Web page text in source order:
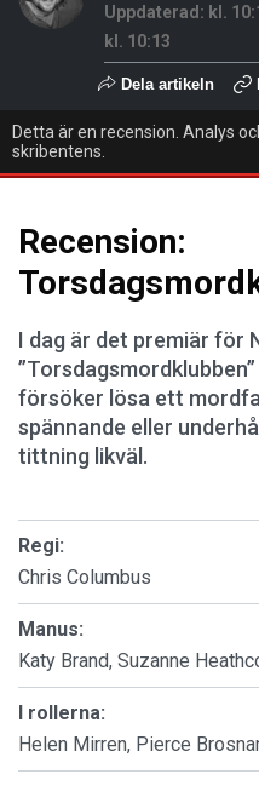
Uppdaterad: kl.
kl. 10:13
Dela artikeln
Detta är en recension. Analys
skribentens.
Recension:
I dag är det premiär för
försöker lösa ett
spännande eller
tittning likväl.
Regi:
Chris Columbus
Manus:
Katy Brand, Suzanne
I rollerna:
Helen Mirren, Pierce